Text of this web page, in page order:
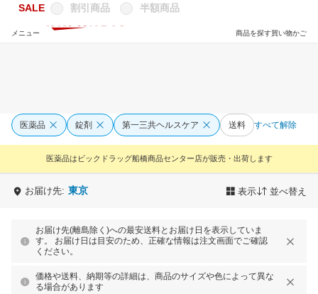
買い物かご
商品を探す
メニュー
SALE 割引商品 半額商品
医薬品 錠剤 第一三共ヘルスケア 送料 すべて解除
医薬品はビックドラッグ船橋商品センター店が販売・出荷します
お届け先: 東京 表示 並べ替え
お届け先(離島除く)への最安送料とお届け日を表示していま
す。 お届け日は目安のため、正確な情報は注文画面でご確認
ください。
価格や送料、納期等の詳細は、商品のサイズや色によって異な
る場合があります